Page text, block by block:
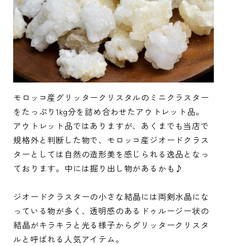
モロッコ産グリッタークリスタルのミニクラスター
をたっぷり1kg分を詰め合わせたアウトレット品。
アウトレット品ではありますが、あくまでも当店で
規格外と判断した物で、モロッコ産ジオードクラス
ターとしては自然の造形美を感じられる逸品となっ
ております。中には掘り出し物があるかも♪
ジオードクラスターの小さな結晶には両剣水晶にな
っている物が多く、透明感のあるドゥルージー状の
結晶がキラキラと光る様子からグリッタークリスタ
ルと呼ばれる人気アイテム。